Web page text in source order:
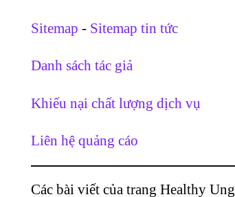
Sitemap - Sitemap tin tức
Danh sách tác giả
Khiếu nại chất lượng dịch vụ
Liên hệ quảng cáo
Các bài viết của trang Healthy Ung